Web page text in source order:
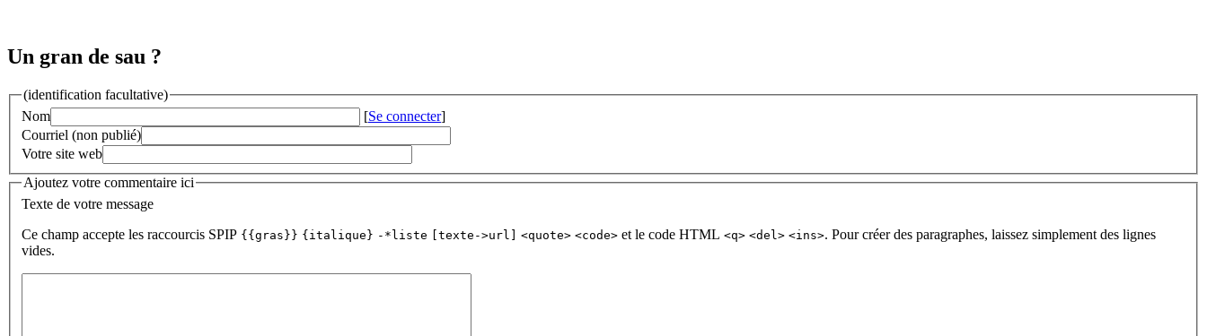
Un gran de sau ?
(identification facultative)
Nom
[Se connecter]
Courriel (non publié)
Votre site web
Ajoutez votre commentaire ici
Texte de votre message
Ce champ accepte les raccourcis SPIP {{gras}} {italique} -*liste [texte->url] <quote> <code> et le code HTML <q> <del> <ins>. Pour créer des paragraphes, laissez simplement des lignes
vides.